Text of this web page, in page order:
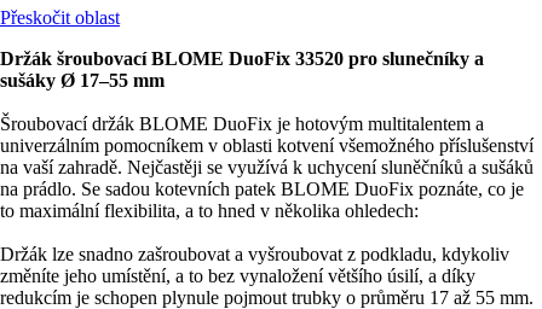
Přeskočit oblast
Držák šroubovací BLOME DuoFix 33520 pro slunečníky a
sušáky Ø 17–55 mm
Šroubovací držák BLOME DuoFix je hotovým multitalentem a
univerzálním pomocníkem v oblasti kotvení všemožného příslušenství
na vaší zahradě. Nejčastěji se využívá k uchycení sluněčníků a sušáků
na prádlo. Se sadou kotevních patek BLOME DuoFix poznáte, co je
to maximální flexibilita, a to hned v několika ohledech:
Držák lze snadno zašroubovat a vyšroubovat z podkladu, kdykoliv
změníte jeho umístění, a to bez vynaložení většího úsilí, a díky
redukcím je schopen plynule pojmout trubky o průměru 17 až 55 mm.